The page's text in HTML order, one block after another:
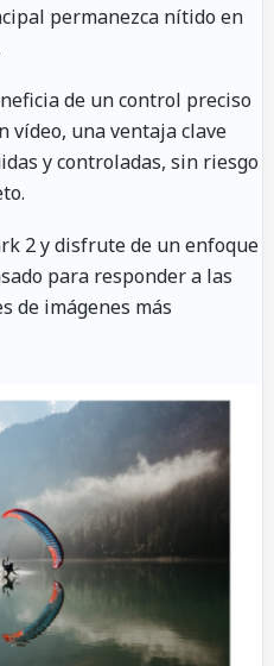
permanezca nítido en
de un control preciso
vídeo, una ventaja clave
y controladas, sin riesgo
2 y disfrute de un enfoque
para responder a las
de imágenes más